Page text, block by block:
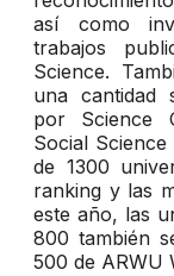
así como
trabajos
Science.
una cantidad
por Science
Social
de 1300
ranking y las
este año, las
800 también
500 de ARWU